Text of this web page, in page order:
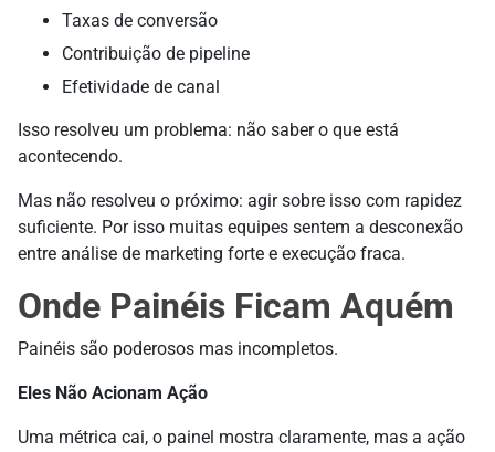
Taxas de conversão
Contribuição de pipeline
Efetividade de canal
Isso resolveu um problema: não saber o que está
acontecendo.
Mas não resolveu o próximo: agir sobre isso com rapidez
suficiente. Por isso muitas equipes sentem a desconexão
entre análise de marketing forte e execução fraca.
Onde Painéis Ficam Aquém
Painéis são poderosos mas incompletos.
Eles Não Acionam Ação
Uma métrica cai, o painel mostra claramente, mas a ação